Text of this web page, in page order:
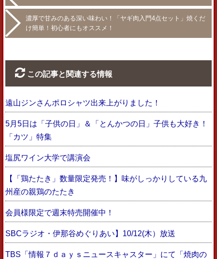
濃厚で甘みのある深い味わい！「ヤギ肉入門4点セット」焼くだ
け簡単！初心者にもオススメ！
この記事と関連する情報
遠山ジンさんポロシャツ出来上がりました！
5月5日は「子供の日」＆「とんかつの日」子供も大好き！
「カツ」特集
塩尻ワイン大学で講演会
【「鶏たたき」数量限定発売！】味がしっかりしている九
州産の親鶏のたたき
会員様限定で週末特売開催中！
SBCラジオ・伊那谷めぐりあい】10/12(木）放送
TBS「情報７ｄａｙｓニュースキャスター」にて「焼肉の